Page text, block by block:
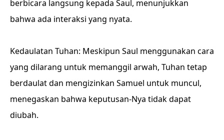
berbicara langsung kepada Saul, menunjukkan
bahwa ada interaksi yang nyata.
Kedaulatan Tuhan: Meskipun Saul menggunakan cara
yang dilarang untuk memanggil arwah, Tuhan tetap
berdaulat dan mengizinkan Samuel untuk muncul,
menegaskan bahwa keputusan-Nya tidak dapat
diubah.